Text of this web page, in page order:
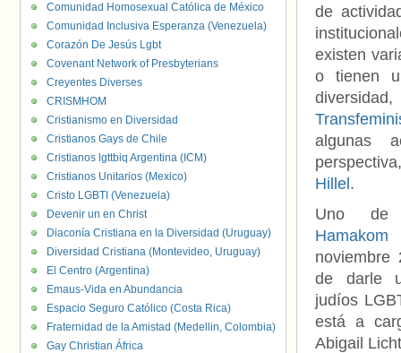
de
existen
o tienen
algunas
Hillel .
Uno de
Hamakom
noviembre
de darle
judíos
está a
Abigail
Comunidad Homosexual Católica de México
Comunidad Inclusiva Esperanza (Venezuela)
Corazón De Jesús Lgbt
Covenant Network of Presbyterians
Creyentes Diverses
CRISMHOM
Cristianismo en Diversidad
Cristianos Gays de Chile
Cristianos lgttbiq Argentina (ICM)
Cristianos Unitarios (Mexico)
Cristo LGBTI (Venezuela)
Devenir un en Christ
Diaconía Cristiana en la Diversidad (Uruguay)
Diversidad Cristiana (Montevideo, Uruguay)
El Centro (Argentina)
Emaus-Vida en Abundancia
Espacio Seguro Católico (Costa Rica)
Fraternidad de la Amistad (Medellin, Colombia)
Gay Christian África